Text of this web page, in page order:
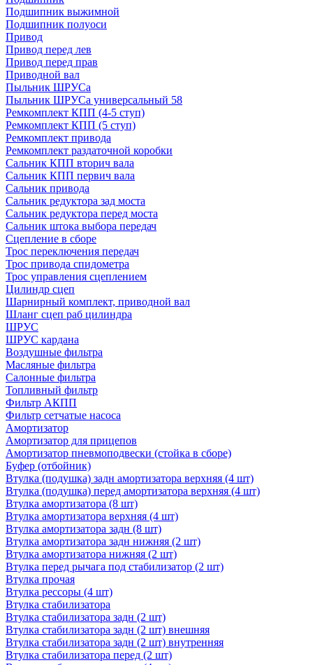
Подшипник выжимной
Подшипник полуоси
Привод
Привод перед лев
Привод перед прав
Приводной вал
Пыльник ШРУСа
Пыльник ШРУСа универсальный 58
Ремкомплект КПП (4-5 ступ)
Ремкомплект КПП (5 ступ)
Ремкомплект привода
Ремкомплект раздаточной коробки
Сальник КПП вторич вала
Сальник КПП первич вала
Сальник привода
Сальник редуктора зад моста
Сальник редуктора перед моста
Сальник штока выбора передач
Сцепление в сборе
Трос переключения передач
Трос привода спидометра
Трос управления сцеплением
Цилиндр сцеп
Шарнирный комплект, приводной вал
Шланг сцеп раб цилиндра
ШРУС
ШРУС кардана
Воздушные фильтра
Масляные фильтра
Салонные фильтра
Топливный фильтр
Фильтр АКПП
Фильтр сетчатые насоса
Амортизатор
Амортизатор для прицепов
Амортизатор пневмоподвески (стойка в сборе)
Буфер (отбойник)
Втулка (подушка) задн амортизатора верхняя (4 шт)
Втулка (подушка) перед амортизатора верхняя (4 шт)
Втулка амортизатора (8 шт)
Втулка амортизатора верхняя (4 шт)
Втулка амортизатора задн (8 шт)
Втулка амортизатора задн нижняя (2 шт)
Втулка амортизатора нижняя (2 шт)
Втулка перед рычага под стабилизатор (2 шт)
Втулка прочая
Втулка рессоры (4 шт)
Втулка стабилизатора
Втулка стабилизатора задн (2 шт)
Втулка стабилизатора задн (2 шт) внешняя
Втулка стабилизатора задн (2 шт) внутренняя
Втулка стабилизатора перед (2 шт)